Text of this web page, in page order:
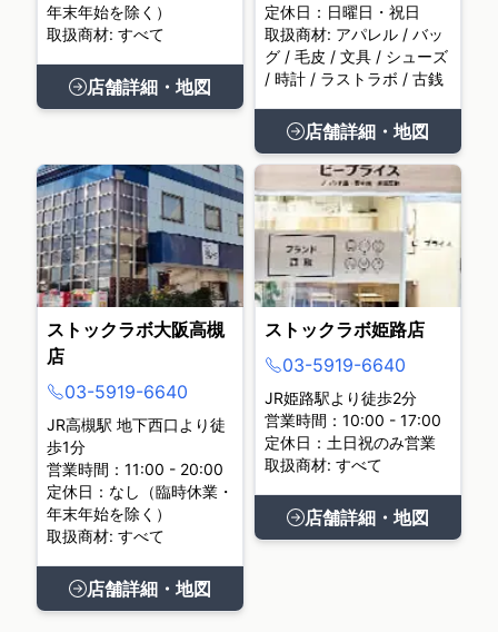
年末年始を除く）
取扱商材: すべて
店舗詳細・地図
定休日：日曜日・祝日
取扱商材: アパレル / バッ
グ / 毛皮 / 文具 / シューズ
/ 時計 / ラストラボ / 古銭
店舗詳細・地図
ストックラボ大阪高槻
店
03-5919-6640
JR高槻駅 地下西口より徒
歩1分
営業時間：11:00 - 20:00
定休日：なし（臨時休業・
年末年始を除く）
取扱商材: すべて
店舗詳細・地図
ストックラボ姫路店
03-5919-6640
JR姫路駅より徒歩2分
営業時間：10:00 - 17:00
定休日：土日祝のみ営業
取扱商材: すべて
店舗詳細・地図